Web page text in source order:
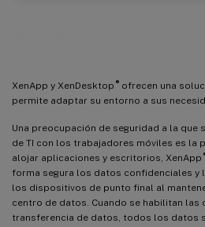
XenApp y XenDesktop ®ofrecen una
permite adaptar su entorno a sus
Una preocupación de seguridad a la que
de TI con los trabajadores móviles es la
alojar aplicaciones y escritorios, XenApp
forma segura los datos confidenciales y
los dispositivos de punto final al
centro de datos. Cuando se habilitan las
transferencia de datos, todos los datos